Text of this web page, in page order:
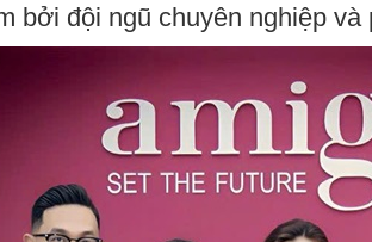
bởi đội ngũ chuyên nghiệp và